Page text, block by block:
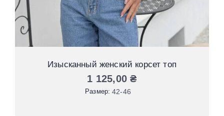
Изысканный женский корсет топ
1 125,00₴
Размер: 42-46